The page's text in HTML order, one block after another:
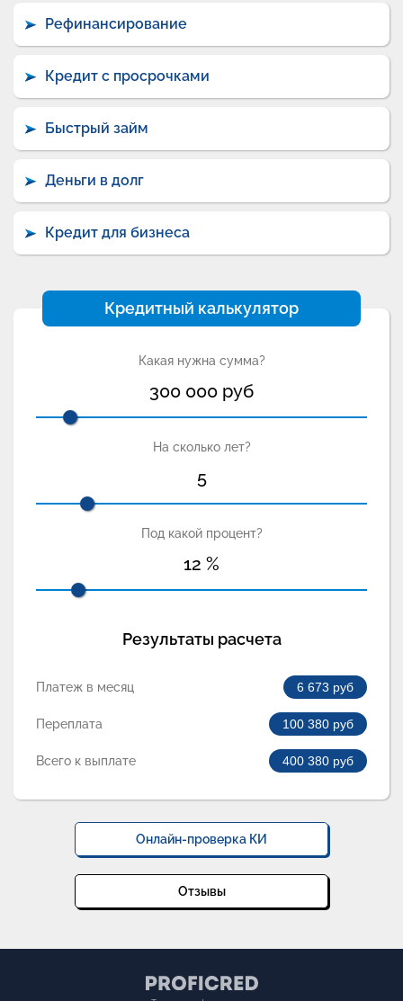
Рефинансирование
Кредит с просрочками
Быстрый займ
Деньги в долг
Кредит для бизнеса
Кредитный калькулятор
Какая нужна сумма?
300 000 руб
На сколько лет?
5
Под какой процент?
12 %
Результаты расчета
Платеж в месяц 6 673 руб
Переплата 100 380 руб
Всего к выплате 400 380 руб
Онлайн-проверка КИ
Отзывы